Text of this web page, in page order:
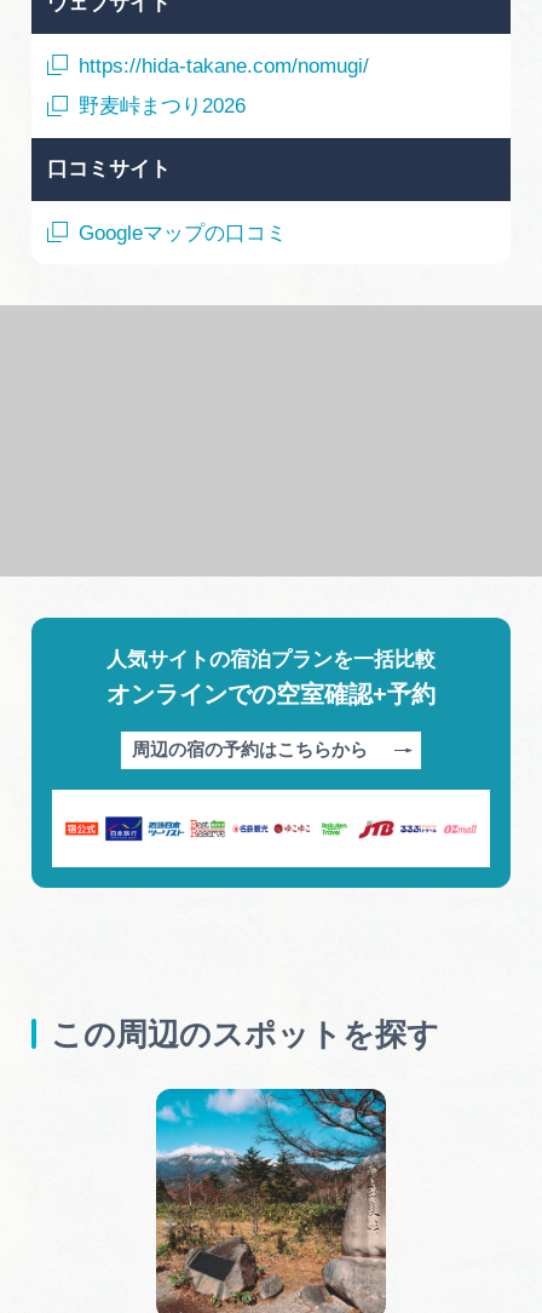
https://hida-takane.com/nomugi/
野麦峠まつり2026
口コミサイト
Googleマップの口コミ
人気サイトの宿泊プランを一括比較
オンラインでの空室確認+予約
周辺の宿の予約はこちらから
この周辺のスポットを探す